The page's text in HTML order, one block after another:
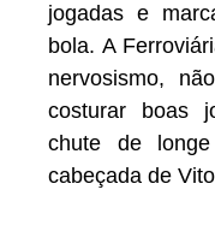
jogadas e
bola. A
nervosismo,
costurar boas
chute de
cabeçada de